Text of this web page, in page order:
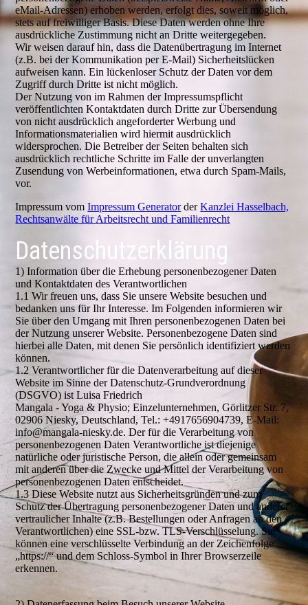
eMail-Adressen) erhoben werden, erfolgt dies, soweit möglich,
stets auf freiwilliger Basis. Diese Daten werden ohne Ihre
ausdrückliche Zustimmung nicht an Dritte weitergegeben.
Wir weisen darauf hin, dass die Datenübertragung im Internet
(z.B. bei der Kommunikation per E-Mail) Sicherheitslücken
aufweisen kann. Ein lückenloser Schutz der Daten vor dem
Zugriff durch Dritte ist nicht möglich.
Der Nutzung von im Rahmen der Impressumspflicht
veröffentlichten Kontaktdaten durch Dritte zur Übersendung
von nicht ausdrücklich angeforderter Werbung und
Informationsmaterialien wird hiermit ausdrücklich
widersprochen. Die Betreiber der Seiten behalten sich
ausdrücklich rechtliche Schritte im Falle der unverlangten
Zusendung von Werbeinformationen, etwa durch Spam-Mails,
vor.
Impressum vomImpressum GeneratorderKanzlei Hasselbach,
Rechtsanwälte für Arbeitsrecht und Familienrecht
Datenschutzerklärung
1) Information über die Erhebung personenbezogener Daten
und Kontaktdaten des Verantwortlichen
1.1 Wir freuen uns, dass Sie unsere Website besuchen und
bedanken uns für Ihr Interesse. Im Folgenden informieren wir
Sie über den Umgang mit Ihren personenbezogenen Daten bei
der Nutzung unserer Website. Personenbezogene Daten sind
hierbei alle Daten, mit denen Sie persönlich identifiziert werden
können.
1.2 Verantwortlicher für die Datenverarbeitung auf dieser
Website im Sinne der Datenschutz-Grundverordnung
(DSGVO) ist Luisa Friedrich
Mangala - Yoga & Physio; Einzelunternehmen, Görlitzer Str. 7,
02906 Niesky, Deutschland, Tel.: +4917656904739, E-Mail:
info@mangala-niesky.de. Der für die Verarbeitung von
personenbezogenen Daten Verantwortliche ist diejenige
natürliche oder juristische Person, die allein oder gemeinsam
mit anderen über die Zwecke und Mittel der Verarbeitung von
personenbezogenen Daten entscheidet.
1.3 Diese Website nutzt aus Sicherheitsgründen und zum
Schutz der Übertragung personenbezogener Daten und anderer
vertraulicher Inhalte (z.B. Bestellungen oder Anfragen an den
Verantwortlichen) eine SSL-bzw. TLS-Verschlüsselung. Sie
können eine verschlüsselte Verbindung an der Zeichenfolge
„https://“ und dem Schloss-Symbol in Ihrer Browserzeile
erkennen.